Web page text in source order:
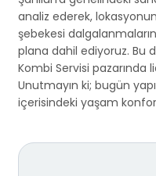
analiz ederek,
şebekesi
plana dahil ediyoruz. Bu
Kombi Servisi pazarında
Unutmayın ki; bugün
içerisindeki yaşam